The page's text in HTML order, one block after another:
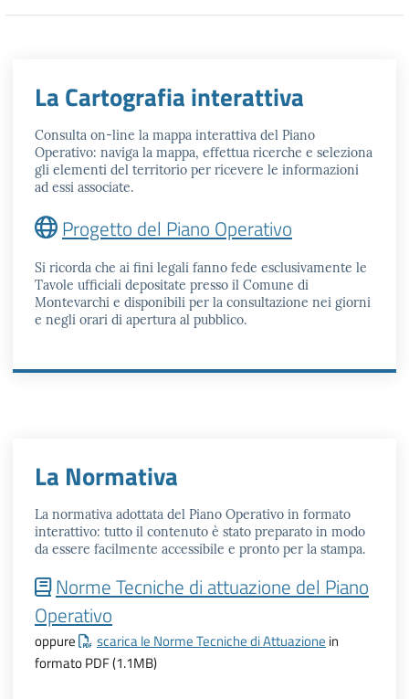
La Cartografia interattiva
Consulta on-line la mappa interattiva del Piano
Operativo: naviga la mappa, effettua ricerche e seleziona
gli elementi del territorio per ricevere le informazioni
ad essi associate.
Progetto del Piano Operativo
Si ricorda che ai fini legali fanno fede esclusivamente le
Tavole ufficiali depositate presso il Comune di
Montevarchi e disponibili per la consultazione nei giorni
e negli orari di apertura al pubblico.
La Normativa
La normativa adottata del Piano Operativo in formato
interattivo: tutto il contenuto è stato preparato in modo
da essere facilmente accessibile e pronto per la stampa.
Norme Tecniche di attuazione del Piano
Operativo
oppure scarica le Norme Tecniche di Attuazione in
formato PDF(1.1MB)